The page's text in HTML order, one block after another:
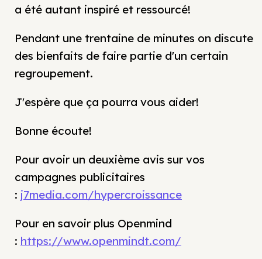
a été autant inspiré et ressourcé!
Pendant une trentaine de minutes on discute
des bienfaits de faire partie d'un certain
regroupement.
J'espère que ça pourra vous aider!
Bonne écoute!
Pour avoir un deuxième avis sur vos
campagnes publicitaires
: j7media.com/hypercroissance
Pour en savoir plus Openmind
: https://www.openmindt.com/